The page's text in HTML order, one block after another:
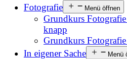
Fotografie
Menü öffnen
Grundkurs
knapp
Grundkurs
In eigener Sache
Menü